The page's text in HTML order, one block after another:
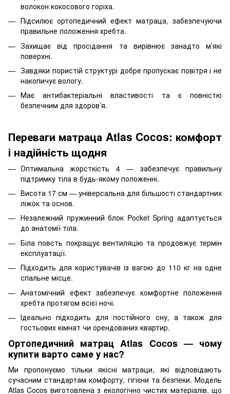
волокон кокосового горіха.
Підсилює ортопедичний ефект матраца, забезпечуючи
правильне положення хребта.
Захищає від просідання та вирівнює занадто м’які
поверхні.
Завдяки пористій структурі добре пропускає повітря і не
накопичує вологу.
Має антибактеріальні властивості та є повністю
безпечним для здоров’я.
Переваги матраца Atlas Cocos: комфорт
і надійність щодня
Оптимальна жорсткість 4 — забезпечує правильну
підтримку тіла в будь-якому положенні.
Висота 17 см — універсальна для більшості стандартних
ліжок та основ.
Незалежний пружинний блок Pocket Spring адаптується
до анатомії тіла.
Біла повсть покращує вентиляцію та продовжує термін
експлуатації.
Підходить для користувачів із вагою до 110 кг на одне
спальне місце.
Анатомічний ефект забезпечує комфортне положення
хребта протягом всієї ночі.
Ідеально підходить для постійного сну, а також для
гостьових кімнат чи орендованих квартир.
Ортопедичний матрац Atlas Cocos — чому
купити варто саме у нас?
Ми пропонуємо тільки якісні матраци, які відповідають
сучасним стандартам комфорту, гігієни та безпеки. Модель
Atlas Cocos виготовлена з екологічно чистих матеріалів, що